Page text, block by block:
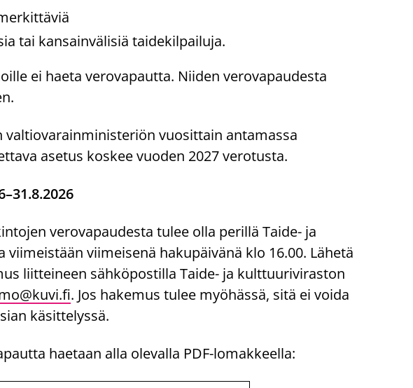
tai kansainvälisiä taidekilpailuja.
ei haeta verovapautta. Niiden verovapaudesta
valtiovarainministeriön vuosittain antamassa
asetus koskee vuoden 2027 verotusta.
verovapaudesta tulee olla perillä Taide- ja
viimeisenä hakupäivänä klo 16.00. Lähetä
liitteineen sähköpostilla Taide- ja kulttuuriviraston
. Jos hakemus tulee myöhässä, sitä ei voida
käsittelyssä.
haetaan alla olevalla PDF-lomakkeella: